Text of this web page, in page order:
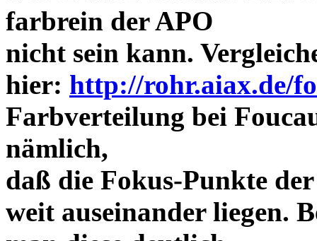
farbrein der APO
nicht sein kann.
hier: http://rohr.aiax.de/
Farbverteilung bei
nämlich,
daß die Fokus-Punkte
weit auseinander liegen.